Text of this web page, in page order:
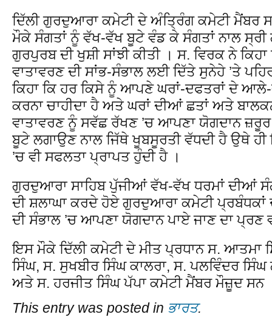
ਦਿੱਲੀ ਗੁਰਦੁਆਰਾ ਕਮੇਟੀ ਦੇ ਅੰਤ੍ਰਿੰਗ ਕਮੇਟੀ ਮੈਂਬਰ
ਮੌਕੇ ਸੰਗਤਾਂ ਨੂੰ ਵੱਖ-ਵੱਖ ਬੂਟੇ ਵੰਡ ਕੇ ਸੰਗਤਾਂ ਨਾਲ ਸ੍ਰੀ
ਗੁਰਪੁਰਬ ਦੀ ਖੁਸ਼ੀ ਸਾਂਝੀ ਕੀਤੀ । ਸ. ਵਿਰਕ ਨੇ
ਵਾਤਾਵਰਣ ਦੀ ਸਾਂਭ-ਸੰਭਾਲ ਲਈ ਦਿੱਤੇ ਸੁਨੇਹੇ ’ਤੇ
ਕਿਹਾ ਕਿ ਹਰ ਕਿਸੇ ਨੂੰ ਆਪਣੇ ਘਰਾਂ-ਦਫਤਰਾਂ ਦੇ
ਕਰਨਾ ਚਾਹੀਦਾ ਹੈ ਅਤੇ ਘਰਾਂ ਦੀਆਂ ਛਤਾਂ ਅਤੇ
ਵਾਤਾਵਰਣ ਨੂੰ ਸਵੱਛ ਰੱਖਣ ’ਚ ਆਪਣਾ ਯੋਗਦਾਨ ਜ਼ਰੂਰ
ਬੂਟੇ ਲਗਾਉਣ ਨਾਲ ਜਿੱਥੇ ਖੂਬਸੂਰਤੀ ਵੱਧਦੀ ਹੈ ਉਥੇ
’ਚ ਵੀ ਸਫਲਤਾ ਪ੍ਰਾਪਤ ਹੁੰਦੀ ਹੈ ।
ਗੁਰਦੁਆਰਾ ਸਾਹਿਬ ਪੁੱਜੀਆਂ ਵੱਖ-ਵੱਖ ਧਰਮਾਂ ਦੀਆਂ
ਦੀ ਸ਼ਲਾਘਾ ਕਰਦੇ ਹੋਏ ਗੁਰਦੁਆਰਾ ਕਮੇਟੀ ਪ੍ਰਬੰਧਕਾਂ
ਦੀ ਸੰਭਾਲ ’ਚ ਆਪਣਾ ਯੋਗਦਾਨ ਪਾਏ ਜਾਣ ਦਾ
ਇਸ ਮੌਕੇ ਦਿੱਲੀ ਕਮੇਟੀ ਦੇ ਮੀਤ ਪ੍ਰਧਾਨ ਸ. ਆਤਮਾ
ਸਿੰਘ, ਸ. ਸੁਖਬੀਰ ਸਿੰਘ ਕਾਲਰਾ, ਸ. ਪਲਵਿੰਦਰ
ਅਤੇ ਸ. ਹਰਜੀਤ ਸਿੰਘ ਪੱਪਾ ਕਮੇਟੀ ਮੈਂਬਰ ਮੌਜ਼ੂਦ ਸਨ
This entry was posted in ਭਾਰਤ.